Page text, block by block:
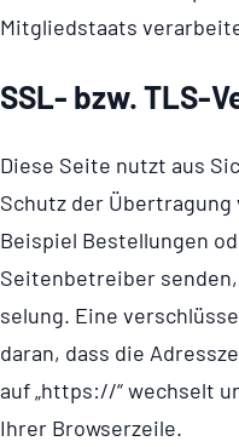
Mitgliedstaats
SSL- bzw. TLS-
Diese Seite nutzt aus
Schutz der
Beispiel Bestellungen
Seiten­be­treiber
se­lung. Eine
daran, dass die
auf „https://“ wechselt
Ihrer Browserzeile.